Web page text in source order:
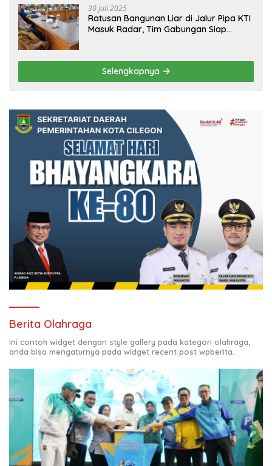
30 Juli 2025
Ratusan Bangunan Liar di Jalur Pipa KTI
Masuk Radar, Tim Gabungan Siap
Selengkapnya
Berita Olahraga
Ini contoh widget dengan style gallery pada kategori olahraga,
anda bisa mengaturnya pada widget recent post wpberita.